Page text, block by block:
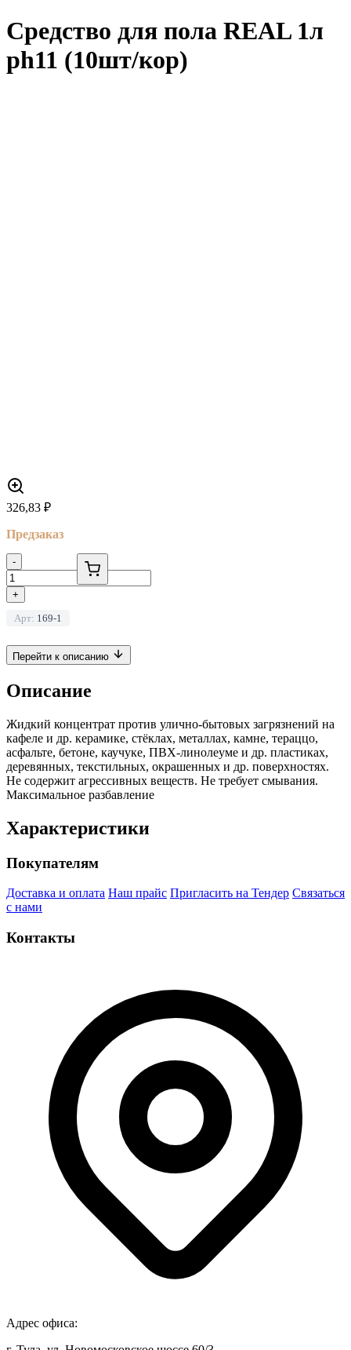
Средство для пола REAL 1л
ph11 (10шт/кор)
326,83 ₽
Предзаказ
-
+
Арт: 169-1
Перейти к описанию
Описание
Жидкий концентрат против улично-бытовых загрязнений на
кафеле и др. керамике, стёклах, металлах, камне, тераццо,
асфальте, бетоне, каучуке, ПВХ-линолеуме и др. пластиках,
деревянных, текстильных, окрашенных и др. поверхностях.
Не содержит агрессивных веществ. Не требует смывания.
Максимальное разбавление
Характеристики
Покупателям
Доставка и оплата Наш прайс Пригласить на Тендер Связаться
с нами
Контакты
Адрес офиса: